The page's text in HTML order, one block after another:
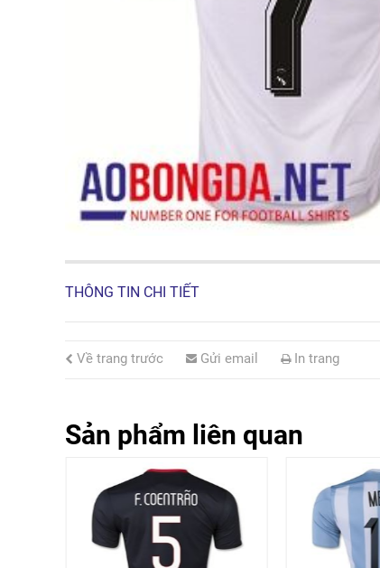
THÔNG TIN CHI TIẾT
Về trang trước Gửi email In trang
Sản phẩm liên quan